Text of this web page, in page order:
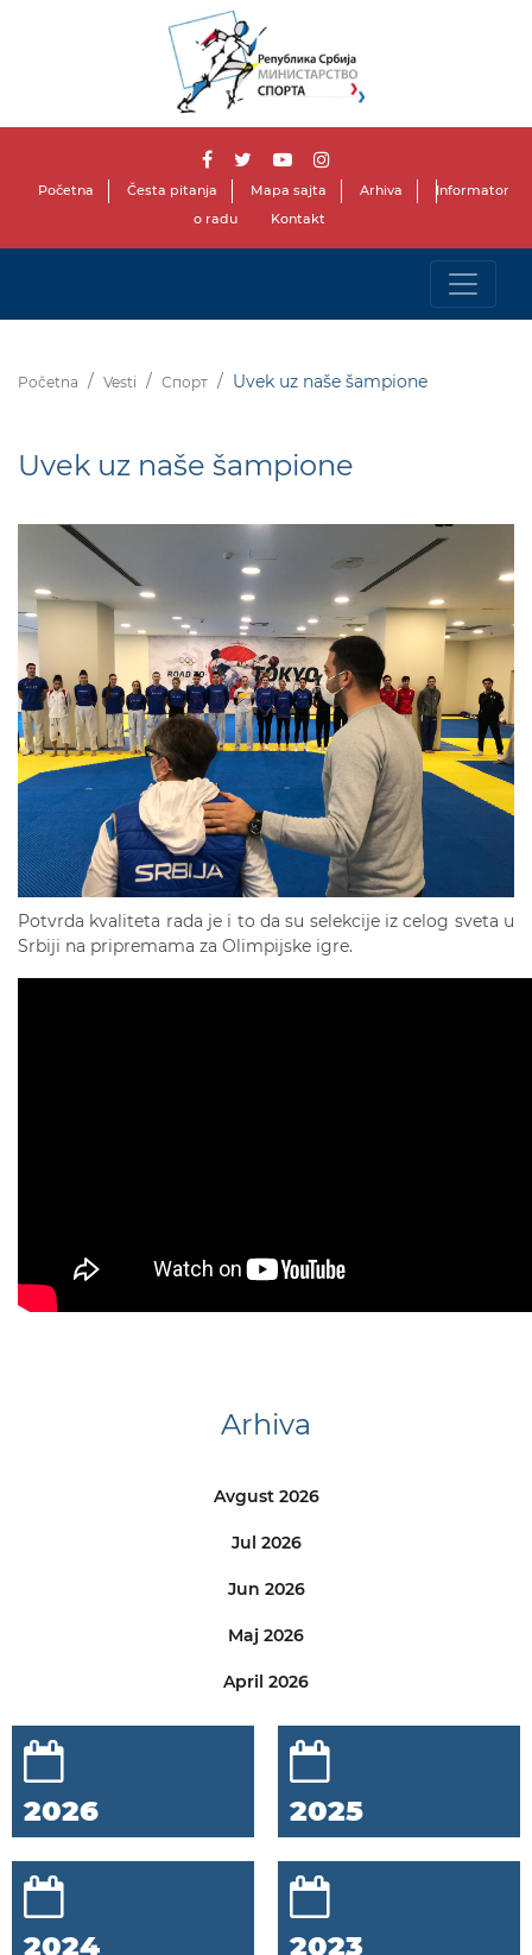
Početna Česta pitanja Mapa sajta Arhiva
Informator
o radu
Kontakt
Početna Vesti Спорт Uvek uz naše šampione
Uvek uz naše šampione
Potvrda kvaliteta rada je i to da su selekcije iz celog sveta u
Srbiji na pripremama za Olimpijske igre.
Arhiva
Avgust 2026
Jul 2026
Jun 2026
Maj 2026
April 2026
2026 2025
2024 2023